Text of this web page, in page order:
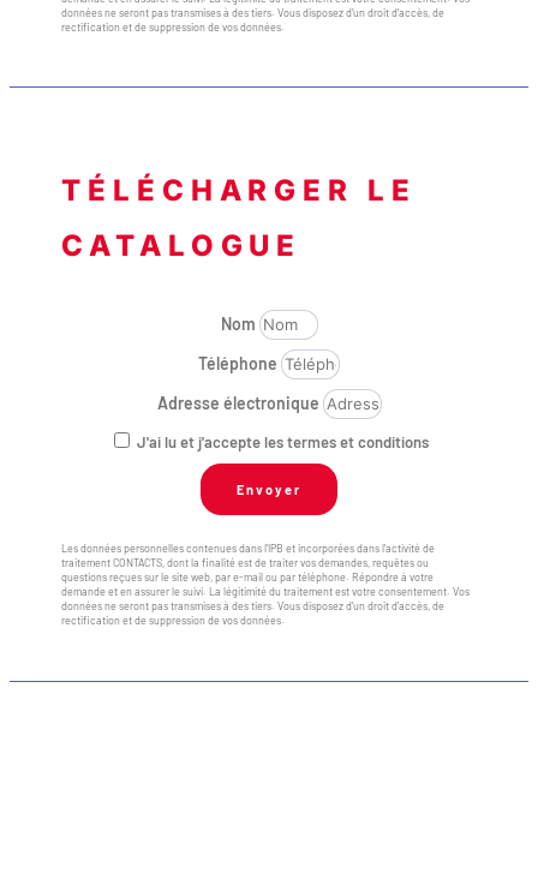
données ne seront pas transmises à des tiers. Vous disposez d’un droit d’accès, de
rectification et de suppression de vos données.
TÉLÉCHARGER LE
CATALOGUE
Nom
Téléphone
Adresse électronique
J'ai lu et j'accepte les termes et conditions
Envoyer
Les données personnelles contenues dans l’IPB et incorporées dans l’activité de
traitement CONTACTS, dont la finalité est de traiter vos demandes, requêtes ou
questions reçues sur le site web, par e-mail ou par téléphone. Répondre à votre
demande et en assurer le suivi. La légitimité du traitement est votre consentement. Vos
données ne seront pas transmises à des tiers. Vous disposez d’un droit d’accès, de
rectification et de suppression de vos données.